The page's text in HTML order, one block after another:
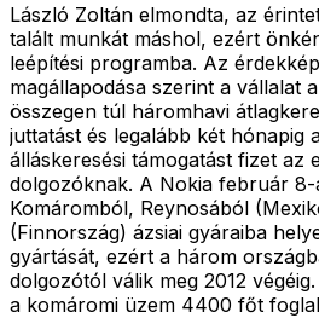
László Zoltán elmondta, az
talált munkát máshol, ezért
leépítési programba. Az
magállapodása szerint a vállalat
összegen túl háromhavi
juttatást és legalább két hónapig
álláskeresési támogatást fizet az
dolgozóknak. A Nokia február
Komáromból, Reynosából
(Finnország) ázsiai gyáraiba
gyártását, ezért a három
dolgozótól válik meg 2012
a komáromi üzem 4400 főt